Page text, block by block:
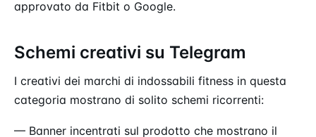
approvato da Fitbit o Google.
Schemi creativi su Telegram
I creativi dei marchi di indossabili fitness in questa
categoria mostrano di solito schemi ricorrenti:
— Banner incentrati sul prodotto che mostrano il